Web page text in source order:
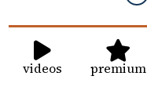
videos premium